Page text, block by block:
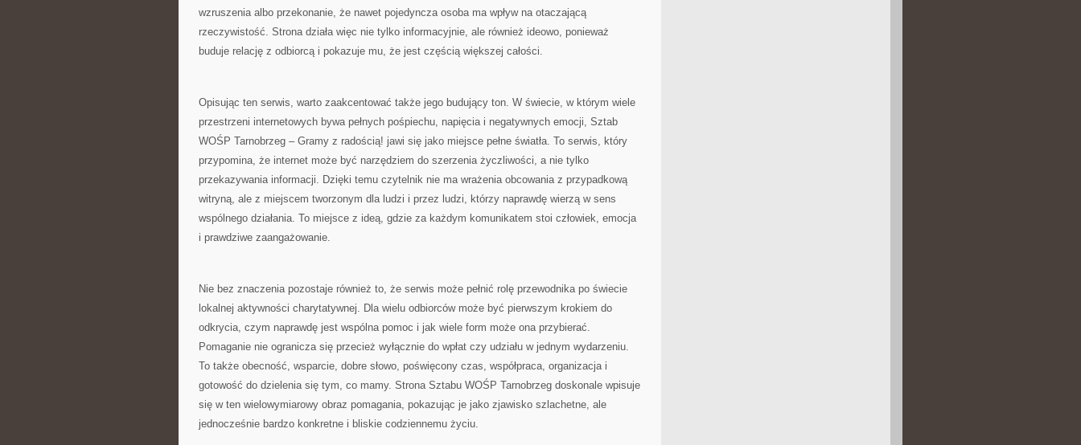
wzruszenia albo przekonanie, że nawet pojedyncza osoba ma wpływ na otaczającą
rzeczywistość. Strona działa więc nie tylko informacyjnie, ale również ideowo, ponieważ
buduje relację z odbiorcą i pokazuje mu, że jest częścią większej całości.
Opisując ten serwis, warto zaakcentować także jego budujący ton. W świecie, w którym wiele
przestrzeni internetowych bywa pełnych pośpiechu, napięcia i negatywnych emocji, Sztab
WOŚP Tarnobrzeg – Gramy z radością! jawi się jako miejsce pełne światła. To serwis, który
przypomina, że internet może być narzędziem do szerzenia życzliwości, a nie tylko
przekazywania informacji. Dzięki temu czytelnik nie ma wrażenia obcowania z przypadkową
witryną, ale z miejscem tworzonym dla ludzi i przez ludzi, którzy naprawdę wierzą w sens
wspólnego działania. To miejsce z ideą, gdzie za każdym komunikatem stoi człowiek, emocja
i prawdziwe zaangażowanie.
Nie bez znaczenia pozostaje również to, że serwis może pełnić rolę przewodnika po świecie
lokalnej aktywności charytatywnej. Dla wielu odbiorców może być pierwszym krokiem do
odkrycia, czym naprawdę jest wspólna pomoc i jak wiele form może ona przybierać.
Pomaganie nie ogranicza się przecież wyłącznie do wpłat czy udziału w jednym wydarzeniu.
To także obecność, wsparcie, dobre słowo, poświęcony czas, współpraca, organizacja i
gotowość do dzielenia się tym, co mamy. Strona Sztabu WOŚP Tarnobrzeg doskonale wpisuje
się w ten wielowymiarowy obraz pomagania, pokazując je jako zjawisko szlachetne, ale
jednocześnie bardzo konkretne i bliskie codziennemu życiu.